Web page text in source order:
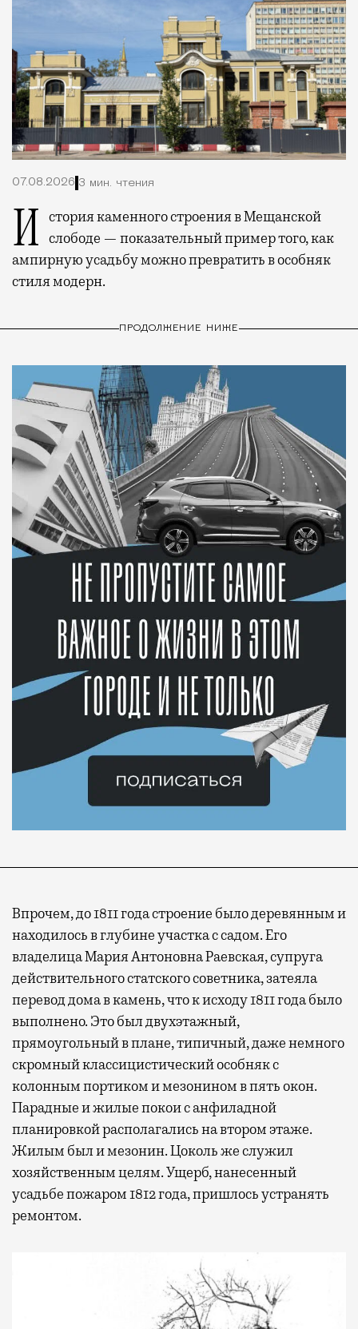
07.08.2026 3 мин. чтения
История каменного строения в Мещанской слободе — показательный пример того, как
ампирную усадьбу можно превратить в особняк
стиля модерн.
ПРОДОЛЖЕНИЕ НИЖЕ
Впрочем, до 1811 года строение было деревянным и
находилось в глубине участка с садом. Его
владелица Мария Антоновна Раевская, супруга
действительного статского советника, затеяла
перевод дома в камень, что к исходу 1811 года было
выполнено. Это был двухэтажный,
прямоугольный в плане, типичный, даже немного
скромный классицистический особняк с
колонным портиком и мезонином в пять окон.
Парадные и жилые покои с анфиладной
планировкой располагались на втором этаже.
Жилым был и мезонин. Цоколь же служил
хозяйственным целям. Ущерб, нанесенный
усадьбе пожаром 1812 года, пришлось устранять
ремонтом.